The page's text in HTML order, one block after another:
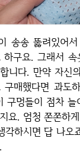
하구요. 그래서
니다. 만약 자신
구매했다면 과도
구멍들이 점차 늘
요. 엄청 쫀쫀하
각하시면 답 나오